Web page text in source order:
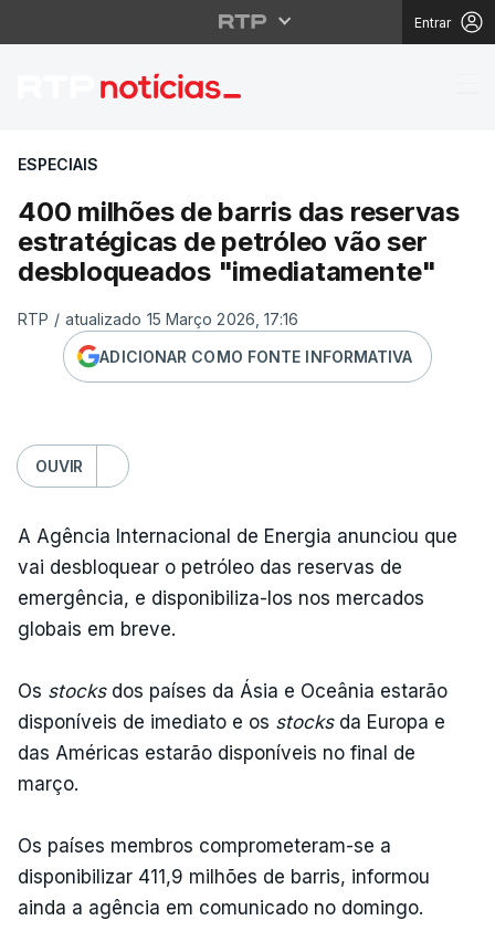
Entrar
400 milhões de
ESPECIAIS
400 milhões de barris das reservas
estratégicas de petróleo vão ser
desbloqueados "imediatamente"
RTP / atualizado 15 Março 2026, 17:16
ADICIONAR COMO FONTE INFORMATIVA
OUVIR
A Agência Internacional de Energia anunciou que
vai desbloquear o petróleo das reservas de
emergência, e disponibiliza-los nos mercados
globais em breve.
Os stocksdos países da Ásia e Oceânia estarão
disponíveis de imediato e os stocksda Europa e
das Américas estarão disponíveis no final de
março.
Os países membros comprometeram-se a
disponibilizar 411,9 milhões de barris, informou
ainda a agência em comunicado no domingo.